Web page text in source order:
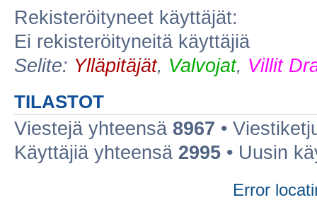
Rekisteröityneet käyttäjät:
Ei rekisteröityneitä käyttäjiä
Selite: Ylläpitäjät, Valvojat, Villit
TILASTOT
Viestejä yhteensä 8967 •
Käyttäjiä yhteensä 2995 • Uusin
Error